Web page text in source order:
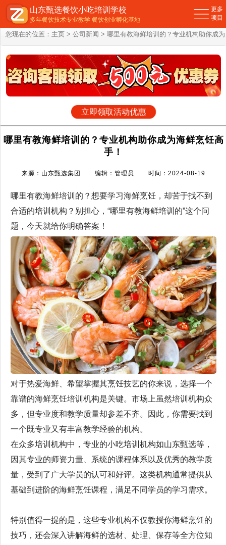
您现在的位置： 主页 > 公司新闻 > 哪里有教海鲜培训的？专业机构助你成为
海鲜烹饪高手！
立即领取活动优惠
哪里有教海鲜培训的？专业机构助你成为海鲜烹饪高
手！
来源：山东甄选集团 编辑：管理员 时间：2024-08-19
哪里有教海鲜培训的？想要学习海鲜烹饪，却苦于找不到
合适的培训机构？别担心，“哪里有教海鲜培训的”这个问
题，今天就给你明确答案！
对于热爱海鲜、希望掌握其烹饪技艺的你来说，选择一个
靠谱的海鲜烹饪培训机构是关键。市场上虽然培训机构众
多，但专业度和教学质量却参差不齐。因此，你需要找到
一个既专业又有丰富教学经验的机构。
在众多培训机构中，专业的小吃培训机构如山东甄选等，
因其专业的师资力量、系统的课程体系以及优秀的教学质
量，受到了广大学员的认可和好评。这类机构通常提供从
基础到进阶的海鲜烹饪课程，满足不同学员的学习需求。
特别值得一提的是，这些专业机构不仅教授你海鲜烹饪的
技巧，还会深入讲解海鲜的选材、处理、保存等全方位知
山东甄选餐饮小吃培训学校
多年餐饮技术专业教学 餐饮创业孵化基地
更多
项目